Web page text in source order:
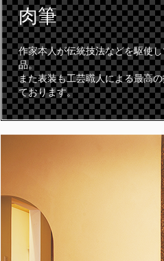
肉筆
作家本人が伝統技法などを駆使
品。
また表装も工芸職人による最高
ております。